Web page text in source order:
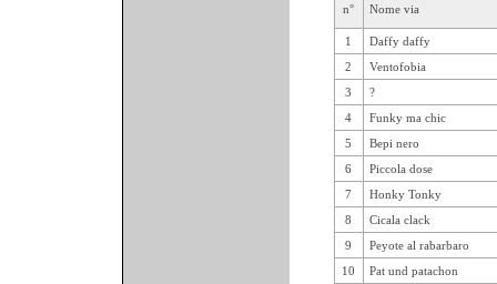
n° Nome via
1
Daffy daffy
2
Ventofobia
3
?
4
Funky ma chic
5
Bepi nero
6
Piccola dose
7
Honky Tonky
8
Cicala clack
9
Peyote al rabarbaro
10
Pat und patachon